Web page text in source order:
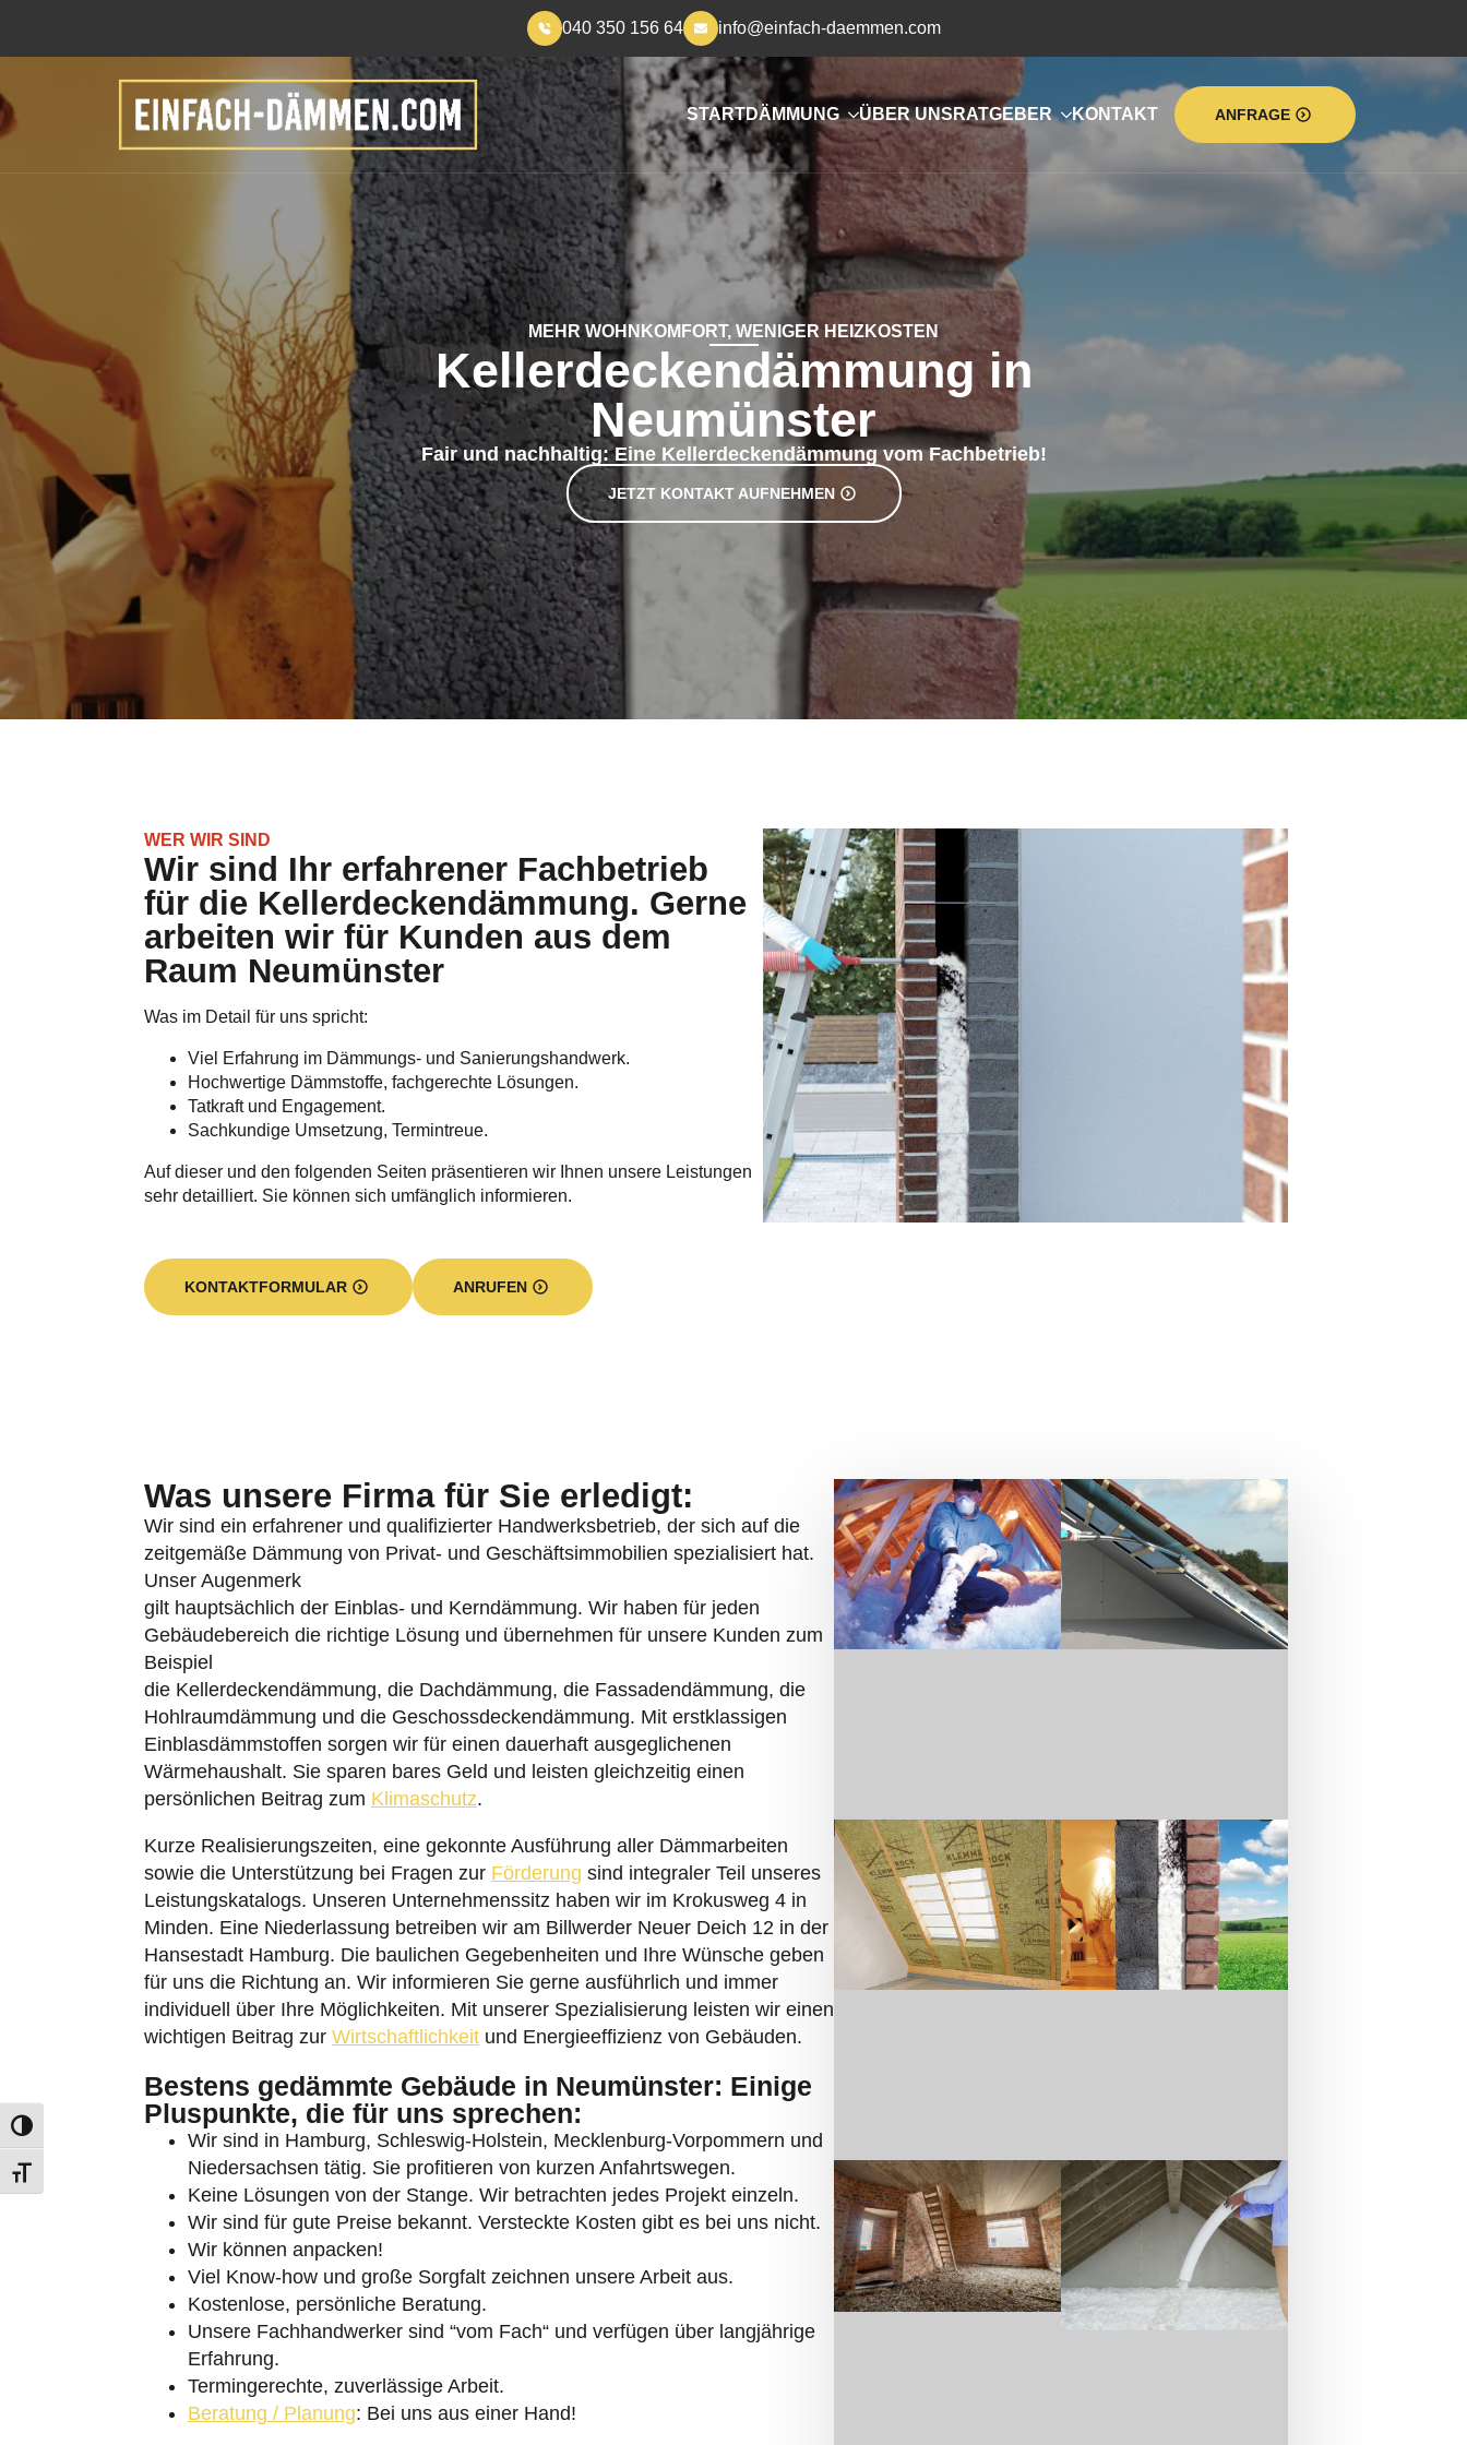
Umschalten auf hohe Kontraste
Schrift vergrößern
040 350 156 64 info@einfach-daemmen.com
STARTDÄMMUNG ÜBER UNSRATGEBER KONTAKT ANFRAGE
MEHR WOHNKOMFORT, WENIGER HEIZKOSTEN
Kellerdeckendämmung in
Neumünster
Fair und nachhaltig: Eine Kellerdeckendämmung vom Fachbetrieb!
JETZT KONTAKT AUFNEHMEN
WER WIR SIND
Wir sind Ihr erfahrener Fachbetrieb
für die Kellerdeckendämmung. Gerne
arbeiten wir für Kunden aus dem
Raum Neumünster
Was im Detail für uns spricht:
Viel Erfahrung im Dämmungs- und Sanierungshandwerk.
Hochwertige Dämmstoffe, fachgerechte Lösungen.
Tatkraft und Engagement.
Sachkundige Umsetzung, Termintreue.
Auf dieser und den folgenden Seiten präsentieren wir Ihnen unsere Leistungen
sehr detailliert. Sie können sich umfänglich informieren.
KONTAKTFORMULAR ANRUFEN
Was unsere Firma für Sie erledigt:
Wir sind ein erfahrener und qualifizierter Handwerksbetrieb, der sich auf die
zeitgemäße Dämmung von Privat- und Geschäftsimmobilien spezialisiert hat.
Unser Augenmerk
gilt hauptsächlich der Einblas- und Kerndämmung. Wir haben für jeden
Gebäudebereich die richtige Lösung und übernehmen für unsere Kunden zum
Beispiel
die Kellerdeckendämmung, die Dachdämmung, die Fassadendämmung, die
Hohlraumdämmung und die Geschossdeckendämmung. Mit erstklassigen
Einblasdämmstoffen sorgen wir für einen dauerhaft ausgeglichenen
Wärmehaushalt. Sie sparen bares Geld und leisten gleichzeitig einen
persönlichen Beitrag zum Klimaschutz.
Kurze Realisierungszeiten, eine gekonnte Ausführung aller Dämmarbeiten
sowie die Unterstützung bei Fragen zur Förderung sind integraler Teil unseres
Leistungskatalogs. Unseren Unternehmenssitz haben wir im Krokusweg 4 in
Minden. Eine Niederlassung betreiben wir am Billwerder Neuer Deich 12 in der
Hansestadt Hamburg. Die baulichen Gegebenheiten und Ihre Wünsche geben
für uns die Richtung an. Wir informieren Sie gerne ausführlich und immer
individuell über Ihre Möglichkeiten. Mit unserer Spezialisierung leisten wir einen
wichtigen Beitrag zur Wirtschaftlichkeit und Energieeffizienz von Gebäuden.
Bestens gedämmte Gebäude in Neumünster: Einige
Pluspunkte, die für uns sprechen:
Wir sind in Hamburg, Schleswig-Holstein, Mecklenburg-Vorpommern und
Niedersachsen tätig. Sie profitieren von kurzen Anfahrtswegen.
Keine Lösungen von der Stange. Wir betrachten jedes Projekt einzeln.
Wir sind für gute Preise bekannt. Versteckte Kosten gibt es bei uns nicht.
Wir können anpacken!
Viel Know-how und große Sorgfalt zeichnen unsere Arbeit aus.
Kostenlose, persönliche Beratung.
Unsere Fachhandwerker sind “vom Fach“ und verfügen über langjährige
Erfahrung.
Termingerechte, zuverlässige Arbeit.
Beratung / Planung: Bei uns aus einer Hand!